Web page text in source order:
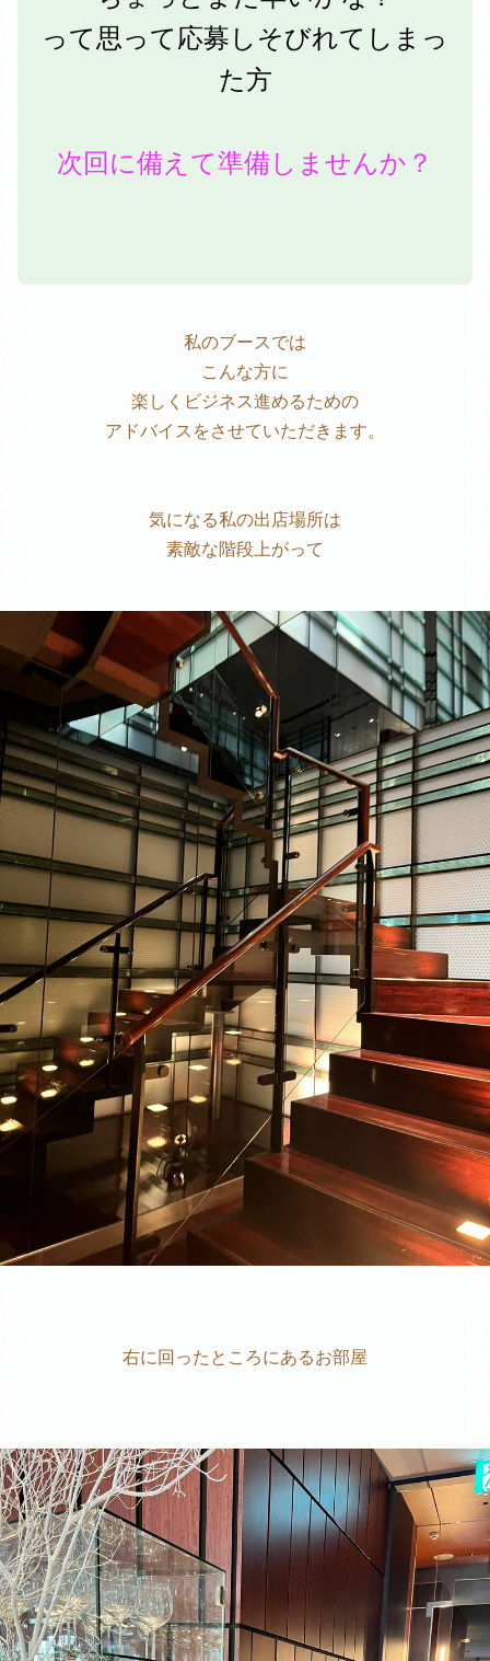
って思って応募しそびれてしまっ
た方
次回に備えて準備しませんか？
私のブースでは
こんな方に
楽しくビジネス進めるための
アドバイスをさせていただきます。
気になる私の出店場所は
素敵な階段上がって
右に回ったところにあるお部屋